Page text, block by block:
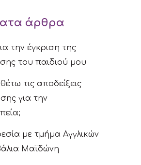
άρθρα
την έγκριση της
του παιδιού μου
τις αποδείξεις
για την
με τμήμα Aγγλικών
Μαϊδώνη